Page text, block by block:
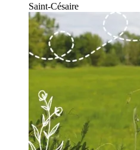
Saint-Césaire